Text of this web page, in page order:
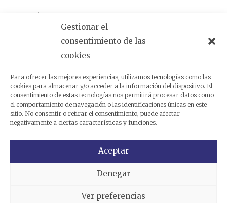
Gestionar el
consentimiento de las
cookies
Para ofrecer las mejores experiencias, utilizamos tecnologías como las
cookies para almacenar y/o acceder a la información del dispositivo. El
consentimiento de estas tecnologías nos permitirá procesar datos como
el comportamiento de navegación o las identificaciones únicas en este
sitio. No consentir o retirar el consentimiento, puede afectar
negativamente a ciertas características y funciones.
Aceptar
Denegar
Ver preferencias
Productos relacionados